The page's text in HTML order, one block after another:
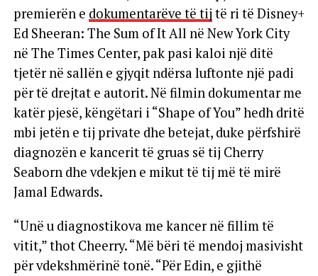
premierën e dokumentarëve të tij të ri të Disney+
Ed Sheeran: The Sum of It All në New York City
në The Times Center, pak pasi kaloi një ditë
tjetër në sallën e gjyqit ndërsa luftonte një padi
për të drejtat e autorit. Në filmin dokumentar me
katër pjesë, këngëtari i “Shape of You” hedh dritë
mbi jetën e tij private dhe betejat, duke përfshirë
diagnozën e kancerit të gruas së tij Cherry
Seaborn dhe vdekjen e mikut të tij më të mirë
Jamal Edwards.
“Unë u diagnostikova me kancer në fillim të
vitit,” thot Cheerry. “Më bëri të mendoj masivisht
për vdekshmërinë tonë. “Për Edin, e gjithë